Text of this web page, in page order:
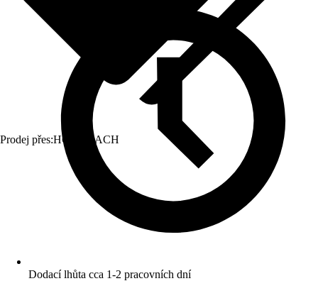
Prodej přes:HORNBACH
Dodací lhůta cca 1-2 pracovních dní